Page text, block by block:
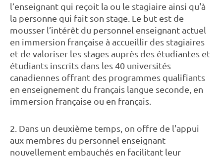
l’enseignant qui reçoit la ou le stagiaire ainsi qu'à
la personne qui fait son stage. Le but est de
mousser l’intérêt du personnel enseignant actuel
en immersion française à accueillir des stagiaires
et de valoriser les stages auprès des étudiantes et
étudiants inscrits dans les 40 universités
canadiennes offrant des programmes qualifiants
en enseignement du français langue seconde, en
immersion française ou en français.
2. Dans un deuxième temps, on offre de l'appui
aux membres du personnel enseignant
nouvellement embauchés en facilitant leur